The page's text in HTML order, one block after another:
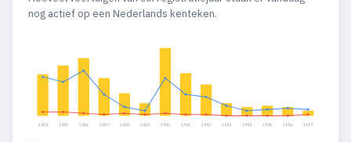
nog actief op een Nederlands kenteken.
1984 1985 1986 1987 1988 1989 1990 1991 1992 1993 1994 1995 1996 1997